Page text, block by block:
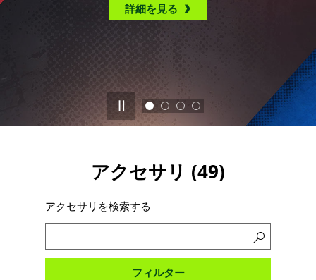
詳細を見る
アクセサリ (49)
アクセサリを検索する
ア
フィルター